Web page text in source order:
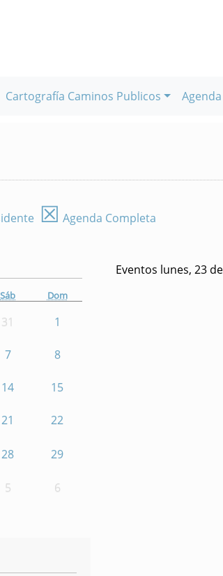
Cartografía Caminos Publicos
☒ Agenda Completa
Sáb Dom
31 1
7 8
14 15
21 22
28 29
5 6
Eventos lunes, 23